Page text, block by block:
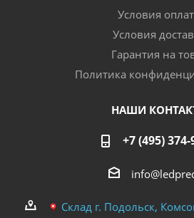
Условия
Условия
Гарантия на
Политика
НАШИ
+7 (495) 374-
Склад г. Подольск,